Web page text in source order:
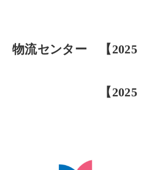
物流センター 【2025
式会社 【2025